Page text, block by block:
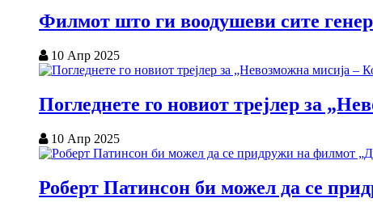
Филмот што ги воодушеви сите
10 Апр 2025
Погледнете го новиот трејлер за
10 Апр 2025
Роберт Патинсон би можел да се